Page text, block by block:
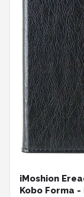
iMoshion
Kobo Forma -